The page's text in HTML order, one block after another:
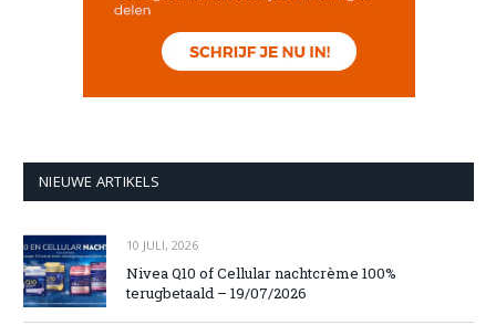
NIEUWE ARTIKELS
10 JULI, 2026
Nivea Q10 of Cellular nachtcrème 100%
terugbetaald – 19/07/2026